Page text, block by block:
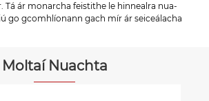
Tá ár monarcha feistithe le hinnealra nua-
go gcomhlíonann gach mír ár seiceálacha
Moltaí Nuachta